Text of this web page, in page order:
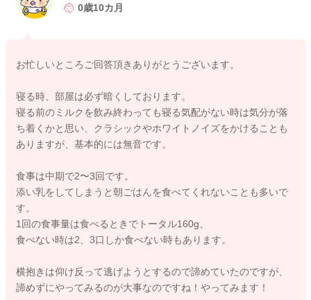
息子さんが寝る時には、お部屋を暗くして、音もなくしてされ
るのもいいかもしれません。
撫で下ろしてマッサージをしてあげてみるのもいいかもしれま
せん。
そうするとリラックスが促されるようになりますので、寝つき
が良くなったり、眠りの質も良くなることがありますよ。
足元が少し冷えていることもありましたら、握ってあげたりし
て、温めるようにしてみることでも寝つきが良くなることもあ
りますよ。
息子さんの活動量も少しずつ増えていることもあるかと思うの
寝るにもエネルギーが必要になると言われることがあります。
日中の摂取エネルギー量を増やすようにされることで、夜間の
0歳10カ月
お忙しいところご回答頂きありがとうございます。
寝る時、部屋は必ず暗くしております。
寝る前のミルクを飲み終わっても寝る気配がない時は気分が落
ち着くかと思い、クラシックやホワイトノイズをかけることも
ありますが、基本的には無音です。
食事は中期で2〜3回です。
添い乳をしてしまうと朝ごはんを食べてくれないことも多いで
す。
1回の食事量は食べるときでトータル160g、
食べない時は2、3口しか食べない時もあります。
横抱きは仰け反って逃げようとするので諦めていたのですが、
諦めずにやってみるのが大事なのですね！やってみます！